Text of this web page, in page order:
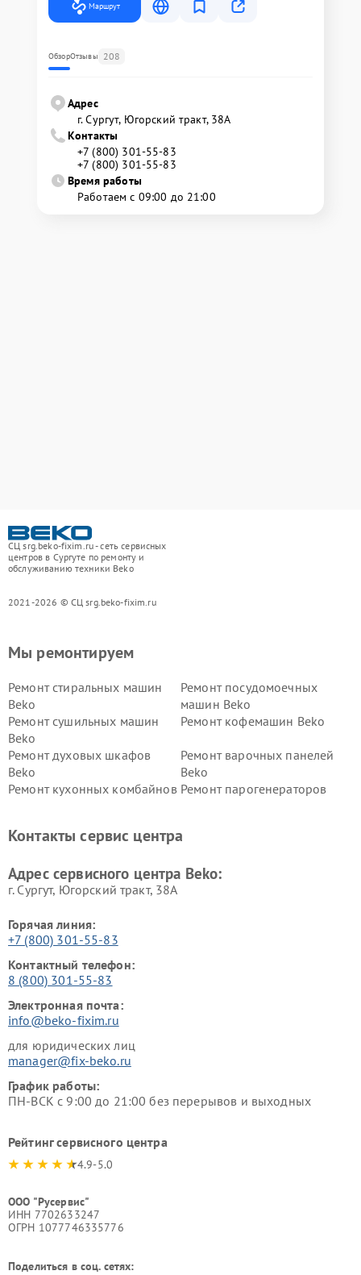
Маршрут
ОбзорОтзывы 208
Адрес
г. Сургут, Югорский тракт, 38А
Контакты
+7 (800) 301-55-83
+7 (800) 301-55-83
Время работы
Работаем с 09:00 до 21:00
СЦ srg.beko-fixim.ru - сеть сервисных
центров в Сургуте по ремонту и
обслуживанию техники Beko
2021-2026 © СЦ srg.beko-fixim.ru
Мы ремонтируем
Ремонт стиральных машин
Beko
Ремонт посудомоечных
машин Beko
Ремонт сушильных машин
Beko
Ремонт кофемашин Beko
Ремонт духовых шкафов
Beko
Ремонт варочных панелей
Beko
Ремонт кухонных комбайнов Ремонт парогенераторов
Ремонт холодильников Beko Ремонт морозильных камер
Контакты сервис центра
Адрес сервисного центра Beko:
г. Сургут, Югорский тракт, 38А
Горячая линия:
+7 (800) 301-55-83
Контактный телефон:
8 (800) 301-55-83
Электронная почта:
info@beko-fixim.ru
для юридических лиц
manager@fix-beko.ru
График работы:
ПН-ВСК с 9:00 до 21:00 без перерывов и выходных
Рейтинг сервисного центра
4.9-5.0
ООО "Русервис"
ИНН 7702633247
ОГРН 1077746335776
Поделиться в соц. сетях: